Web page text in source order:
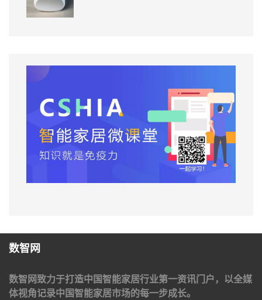
数智网
数智网致力于打造中国智能家居行业第一资讯门户，以全媒
体视角记录中国智能家居市场的每一步成长。